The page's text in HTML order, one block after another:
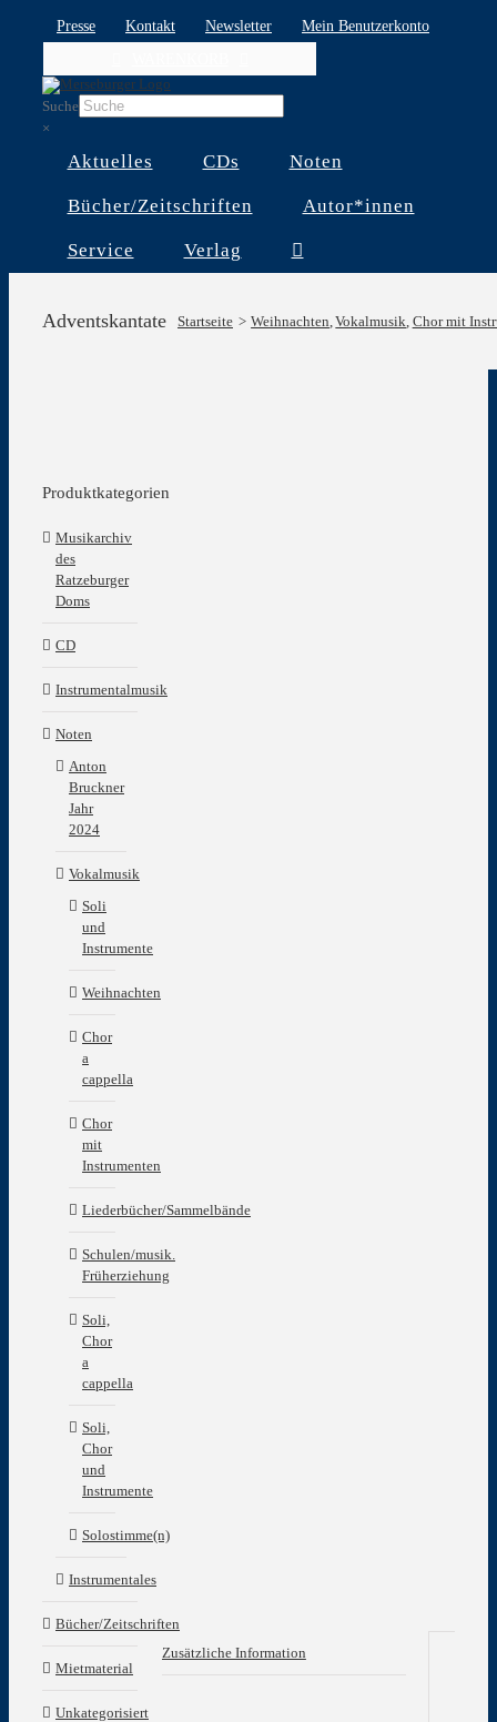
Presse Kontakt Newsletter
Mein Benutzerkonto
Suche
×
Aktuelles CDs Noten
Bücher/Zeitschriften Autor*innen
Service Verlag
Adventskantate Startseite Weihnachten Vokalmusik Chor mit
Zusätzliche Information
Produktkategorien
Musikarchiv
des
Ratzeburger
Doms
CD
Instrumentalmusik
Noten
Anton
Bruckner
Jahr
2024
Vokalmusik
Soli
und
Instrumente
Weihnachten
Chor
a
cappella
Chor
mit
Instrumenten
Liederbücher/Sammelbände
Schulen/musik.
Früherziehung
Soli,
Chor
a
cappella
Soli,
Chor
und
Instrumente
Solostimme(n)
Instrumentales
Bücher/Zeitschriften
Mietmaterial
Unkategorisiert